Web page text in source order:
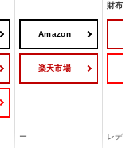
財布
Amazon
楽天市場
ー レディ